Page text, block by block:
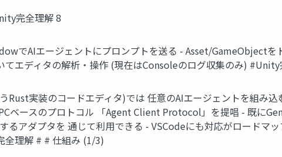
完全理解 8
でAIエージェントにプロンプトを送る - Asset/GameObject
てエディタの解析・操作 (現在はConsoleのログ収集のみ)
Rust実装のコードエディタ)では 任意のAIエージェントを組み
ベースのプロトコル 「Agent Client Protocol」を提唱 - 既に
るアダプタを 通じて利用できる - VSCodeにも対応がロードマ
理解 # # 仕組み (1/3)